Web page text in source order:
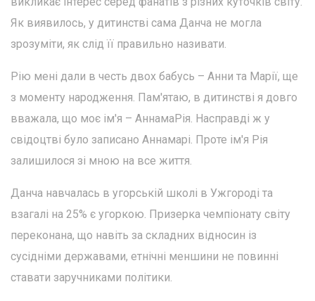
Як виявилось, у дитинстві сама Данча не могла
зрозуміти, як слід її правильно називати.
Рію мені дали в честь двох бабусь – Анни та Марії, ще
з моменту народження. Пам'ятаю, в дитинстві я довго
вважала, що моє ім'я – АннамаРія. Насправді ж у
свідоцтві було записано Аннамарі. Проте ім'я Рія
залишилося зі мною на все життя.
Данча навчалась в угорській школі в Ужгороді та
взагалі на 25% є угоркою. Призерка чемпіонату світу
переконана, що навіть за складних відносин із
сусідніми державами, етнічні меншини не повинні
ставати заручниками політики.